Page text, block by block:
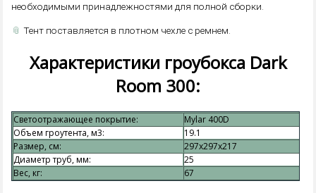
необходимыми принадлежностями для полной сборки.
📎 Тент поставляется в плотном чехле с ремнем.
Характеристики гроубокса Dark
Room 300:
Светоотражающее покрытие:
Mylar 400D
Объем гроутента, м3:
19.1
Размер, см:
297x297x217
Диаметр труб, мм:
25
Вес, кг:
67